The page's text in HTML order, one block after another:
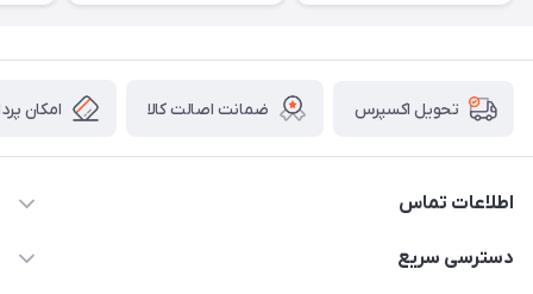
تحویل اکسپرس ضمانت اصالت کالا امکان
اطلاعات تماس
09034287359
دسترسی سریع